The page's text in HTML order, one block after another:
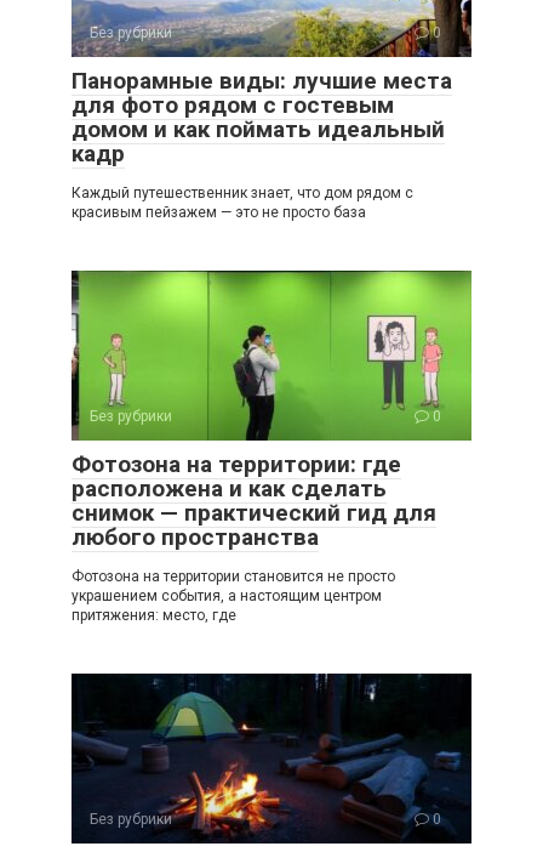
Без рубрики 0
Панорамные виды: лучшие места
для фото рядом с гостевым
домом и как поймать идеальный
кадр
Каждый путешественник знает, что дом рядом с
красивым пейзажем — это не просто база
Без рубрики 0
Фотозона на территории: где
расположена и как сделать
снимок — практический гид для
любого пространства
Фотозона на территории становится не просто
украшением события, а настоящим центром
притяжения: место, где
Без рубрики 0